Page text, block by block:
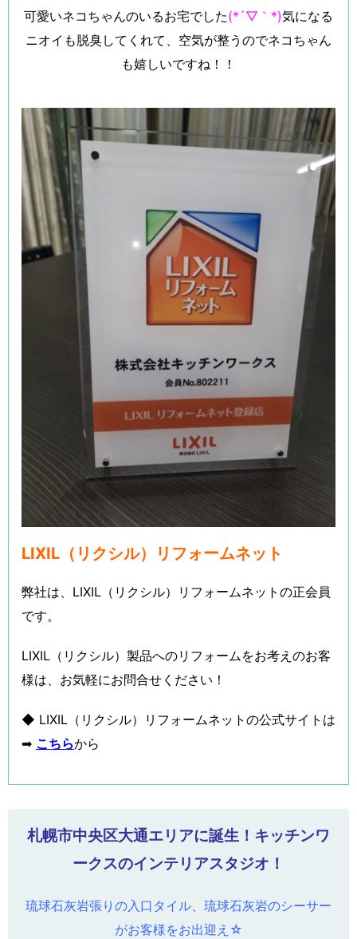
可愛いネコちゃんのいるお宅でした(*´▽｀*)気になる
ニオイも脱臭してくれて、空気が整うのでネコちゃん
も嬉しいですね！！
LIXIL（リクシル）リフォームネット
弊社は、LIXIL（リクシル）リフォームネットの正会員
です。
LIXIL（リクシル）製品へのリフォームをお考えのお客
様は、お気軽にお問合せください！
◆ LIXIL（リクシル）リフォームネットの公式サイトは
➡ こちらから
札幌市中央区大通エリアに誕生！キッチンワ
ークスのインテリアスタジオ！
琉球石灰岩張りの入口タイル、琉球石灰岩のシーサー
がお客様をお出迎え☆